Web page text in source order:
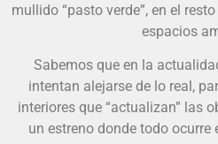
mullido “pasto verde”, en el
espacios
Sabemos que en la
intentan alejarse de lo real,
interiores que “actualizan” las
un estreno donde todo